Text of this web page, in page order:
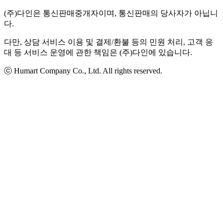
(주)다인은 통신판매중개자이며, 통신판매의 당사자가 아닙니
다.
다만, 상담 서비스 이용 및 결제/환불 등의 민원 처리, 고객 응
대 등 서비스 운영에 관한 책임은 (주)다인에 있습니다.
ⓒ Humart Company Co., Ltd. All rights reserved.